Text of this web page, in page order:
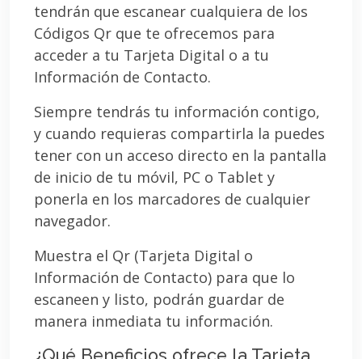
tendrán que escanear cualquiera de los
Códigos Qr que te ofrecemos para
acceder a tu Tarjeta Digital o a tu
Información de Contacto.
Siempre tendrás tu información contigo,
y cuando requieras compartirla la puedes
tener con un acceso directo en la pantalla
de inicio de tu móvil, PC o Tablet y
ponerla en los marcadores de cualquier
navegador.
Muestra el Qr (Tarjeta Digital o
Información de Contacto) para que lo
escaneen y listo, podrán guardar de
manera inmediata tu información.